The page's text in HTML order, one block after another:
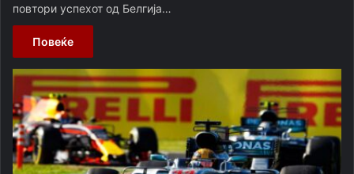
повтори успехот од Белгија…
Повеќе